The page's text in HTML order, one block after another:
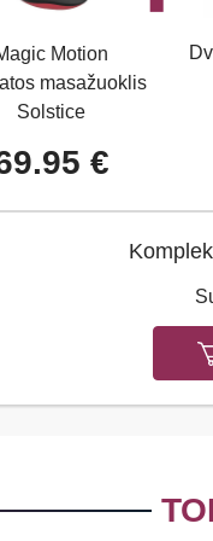
Motion
masažuoklis
Solstice
€